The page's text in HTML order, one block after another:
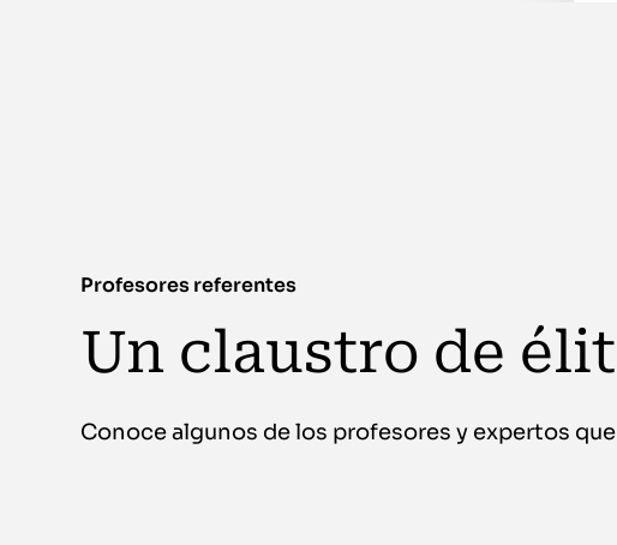
Profesores referentes
Un claustro de
Conoce algunos de los profesores y expertos